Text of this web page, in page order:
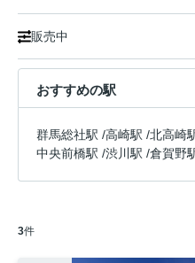
販売中
おすすめの駅
群馬総社駅 /高崎駅 /北高崎
中央前橋駅 /渋川駅 /倉賀野
3件